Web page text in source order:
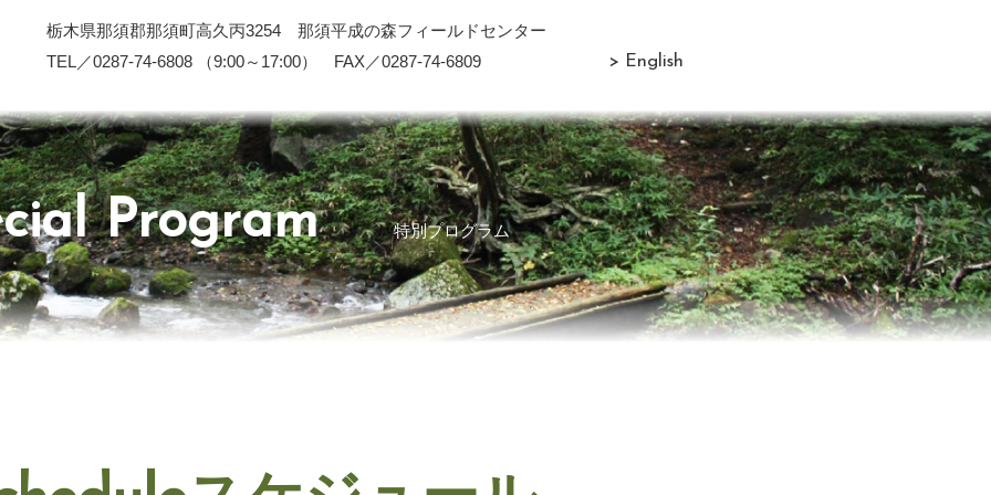
栃木県那須郡那須町高久丙3254 那須平成の森フィールドセンター
TEL／0287-74-6808 （9:00～17:00） FAX／0287-74-6809
> English
Program 特別プログラム